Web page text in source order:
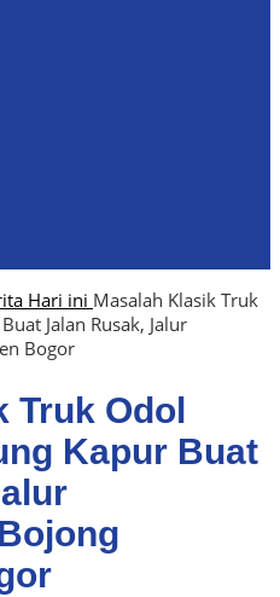
Hari ini Masalah Klasik Truk
Jalan Rusak, Jalur
Bogor
Truk Odol
Kapur Buat